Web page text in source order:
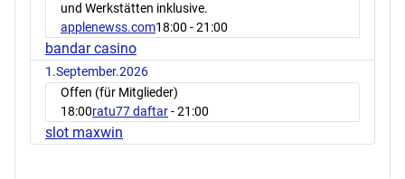
und Werkstätten inklusive.
applenewss.com18:00 - 21:00
bandar casino
1.September.2026
Offen (für Mitglieder)
18:00ratu77 daftar- 21:00
slot maxwin